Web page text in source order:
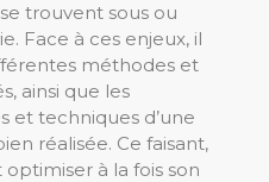
trouvent sous ou
Face à ces enjeux, il
méthodes et
ainsi que les
et techniques d’une
réalisée. Ce faisant,
à la fois son